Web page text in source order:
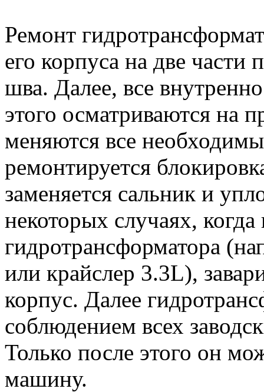
Ремонт
его корпуса на две части
шва. Далее, все
этого осматриваются на
меняются все
ремонтируется
заменяется сальник и
некоторых случаях, когда
гидротрансформатора
или крайслер 3.3L),
корпус. Далее
соблюдением всех
Только после этого он
машину.